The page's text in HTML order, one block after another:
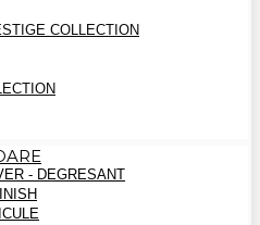
COLLECTION
- DEGRESANT